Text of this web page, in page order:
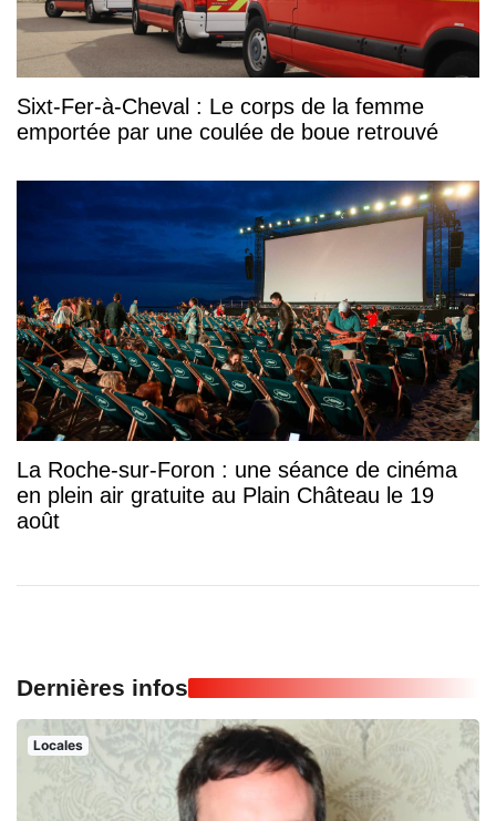
Sixt-Fer-à-Cheval : Le corps de la femme
emportée par une coulée de boue retrouvé
La Roche-sur-Foron : une séance de cinéma
en plein air gratuite au Plain Château le 19
août
Dernières infos
Locales